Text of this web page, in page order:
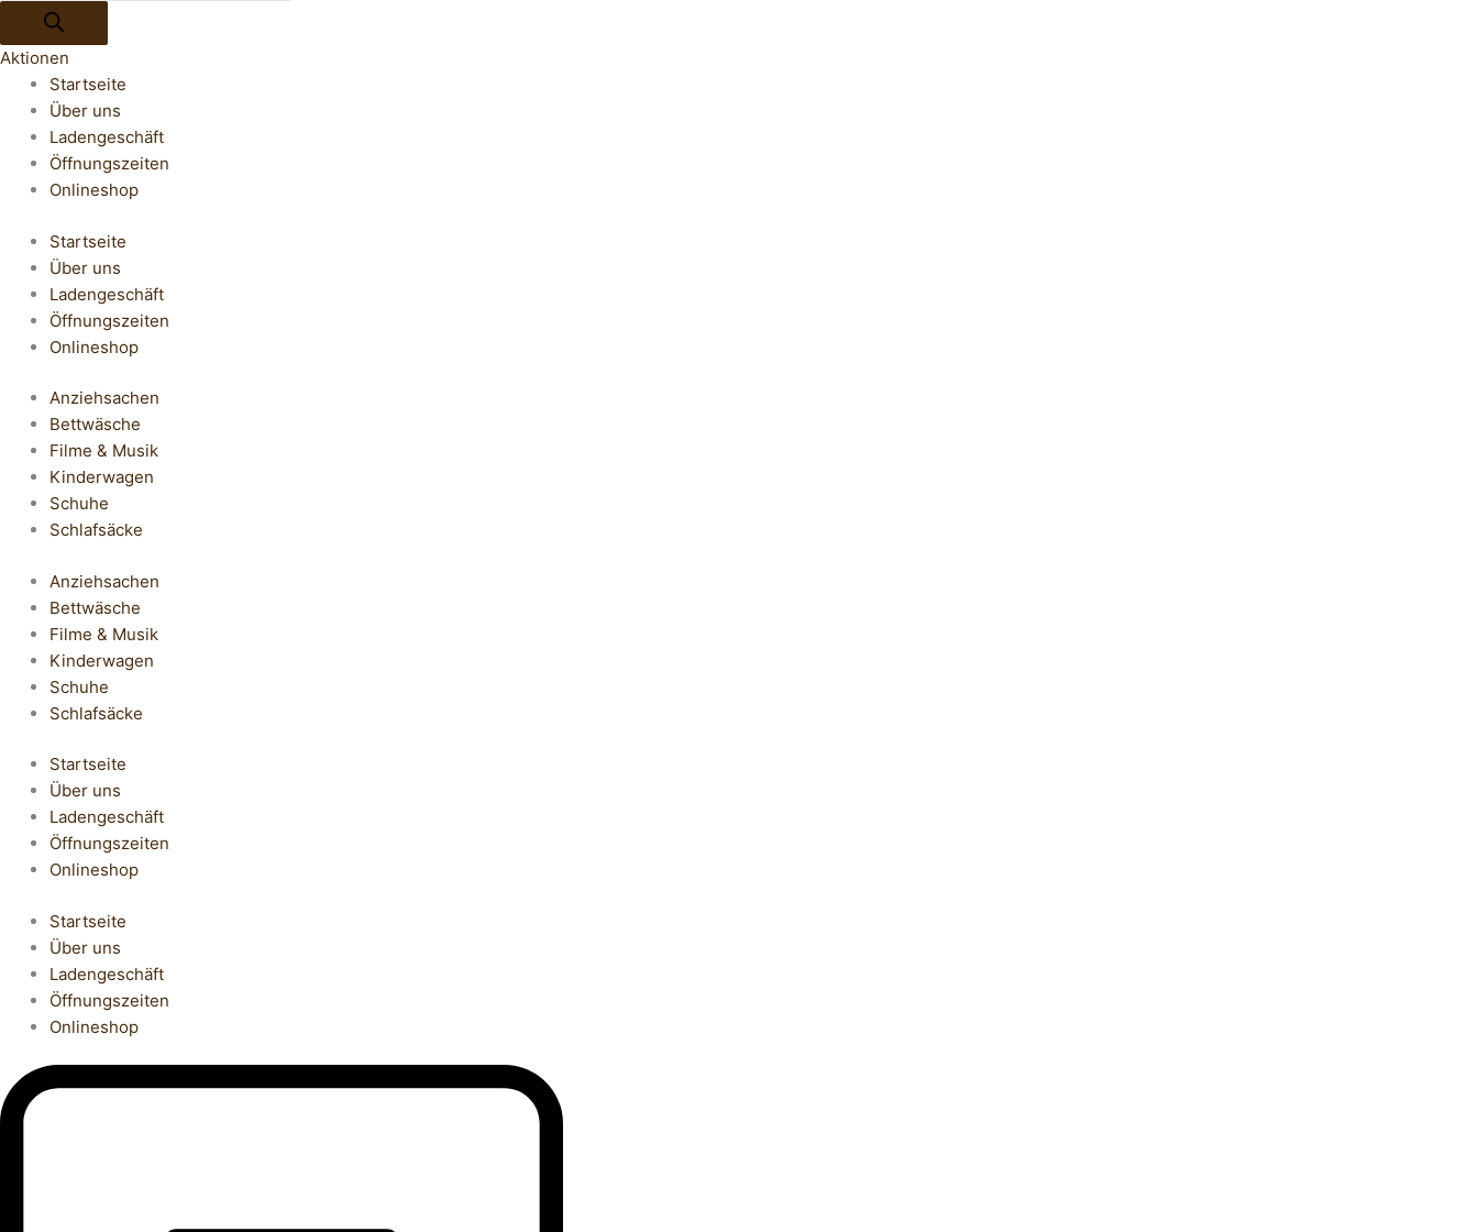
Aktionen
Startseite
Über uns
Ladengeschäft
Öffnungszeiten
Onlineshop
Startseite
Über uns
Ladengeschäft
Öffnungszeiten
Onlineshop
Anziehsachen
Bettwäsche
Filme & Musik
Kinderwagen
Schuhe
Schlafsäcke
Anziehsachen
Bettwäsche
Filme & Musik
Kinderwagen
Schuhe
Schlafsäcke
Startseite
Über uns
Ladengeschäft
Öffnungszeiten
Onlineshop
Startseite
Über uns
Ladengeschäft
Öffnungszeiten
Onlineshop